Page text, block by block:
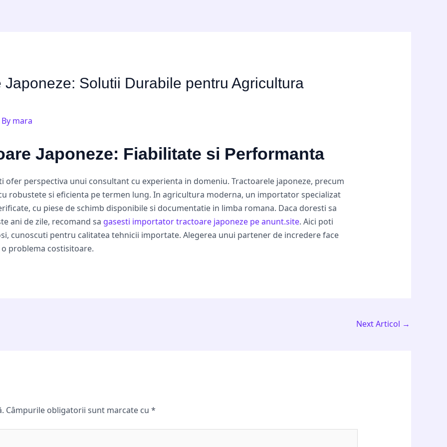
Japoneze: Solutii Durabile pentru Agricultura
mara
Japoneze: Fiabilitate si Performanta
perspectiva unui consultant cu experienta in domeniu. Tractoarele japoneze, precum
robustete si eficienta pe termen lung. In agricultura moderna, un importator specializat
cu piese de schimb disponibile si documentatie in limba romana. Daca doresti sa
ani de zile, recomand sa gasesti importator tractoare japoneze pe anunt.site. Aici poti
cunoscuti pentru calitatea tehnicii importate. Alegerea unui partener de incredere face
problema costisitoare.
Next Articol →
Câmpurile obligatorii sunt marcate cu *